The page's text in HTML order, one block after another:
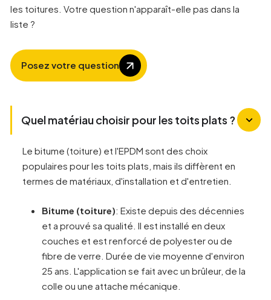
les toitures. Votre question n'apparaît-elle pas dans la
liste ?
Posez votre question
Quel matériau choisir pour les toits plats ?
Le bitume (toiture) et l'EPDM sont des choix
populaires pour les toits plats, mais ils diffèrent en
termes de matériaux, d'installation et d'entretien.
Bitume (toiture): Existe depuis des décennies
et a prouvé sa qualité. Il est installé en deux
couches et est renforcé de polyester ou de
fibre de verre. Durée de vie moyenne d'environ
25 ans. L'application se fait avec un brûleur, de la
colle ou une attache mécanique.